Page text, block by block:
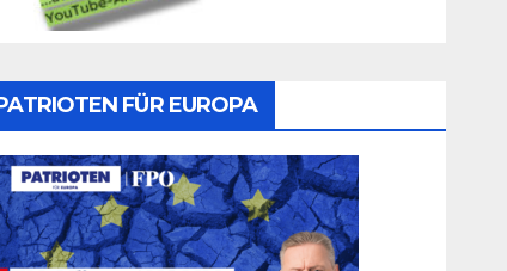
FÜR EUROPA